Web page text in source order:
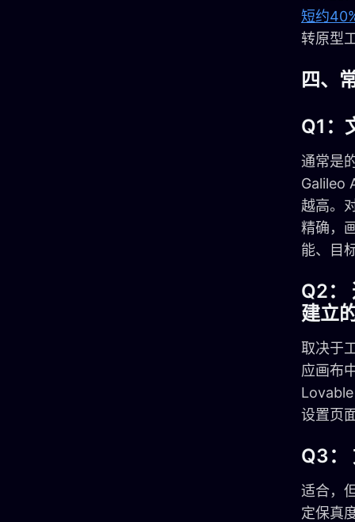
短约
转原型
四、
Q1：
通常是
Galileo
越高。
精确，
能、目
Q2：
建立
取决于
应画布
设置页
Q3：
适合，
定保真